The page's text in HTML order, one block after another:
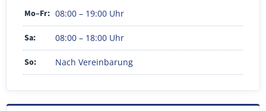
Mo–Fr: 08:00 – 19:00 Uhr
Sa: 08:00 – 18:00 Uhr
So: Nach Vereinbarung